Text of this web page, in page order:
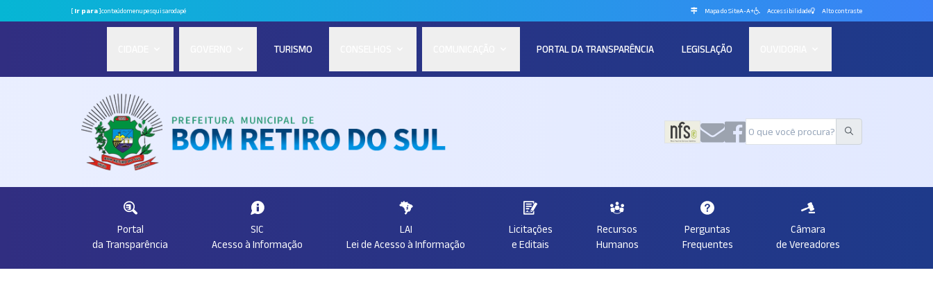
[Ir para]conteúdomenupesquisarodapé Mapa do SiteA-A+ Accessibilidade Alto contraste
TURISMO PORTAL DA TRANSPARÊNCIA LEGISLAÇÃO
Portal
da Transparência
SIC
Acesso à Informação
LAI
Lei de Acesso à Informação
Licitações
e Editais
Recursos
Humanos
Perguntas
Frequentes
Câmara
de Vereadores